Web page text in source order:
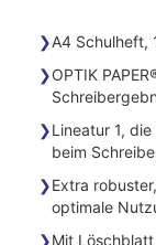
A4 Schulheft,
OPTIK
Lineatur 1,
beim
Extra
optimale
Mit